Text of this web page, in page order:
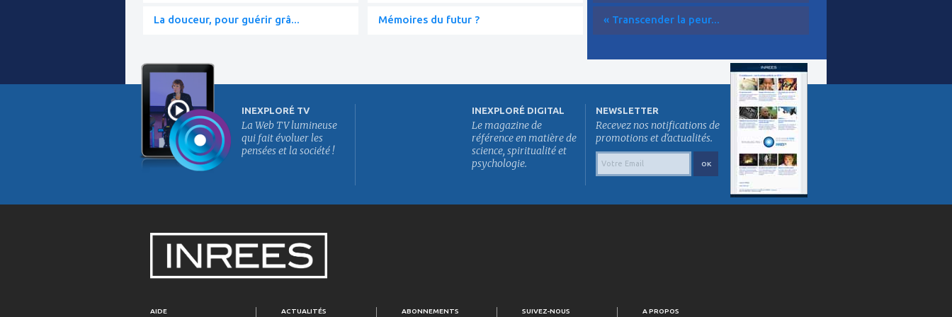
La douceur, pour guérir grâ... Mémoires du futur ? « Transcender la peur...
INEXPLORÉ TV
La Web TV lumineuse
qui fait évoluer les
pensées et la société !
INEXPLORÉ DIGITAL
Le magazine de
référence en matière de
science, spiritualité et
psychologie.
NEWSLETTER
Recevez nos notifications de
promotions et d'actualités.
AIDE ACTUALITÉS ABONNEMENTS SUIVEZ-NOUS A PROPOS